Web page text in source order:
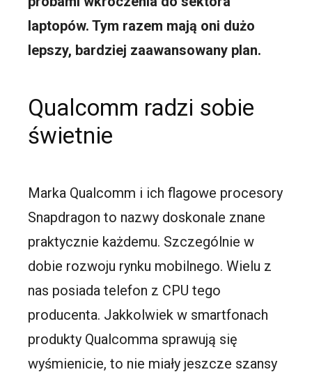
laptopów. Tym razem mają oni dużo
lepszy, bardziej zaawansowany plan.
Qualcomm radzi sobie
świetnie
Marka Qualcomm i ich flagowe procesory
Snapdragon to nazwy doskonale znane
praktycznie każdemu. Szczególnie w
dobie rozwoju rynku mobilnego. Wielu z
nas posiada telefon z CPU tego
producenta. Jakkolwiek w smartfonach
produkty Qualcomma sprawują się
wyśmienicie, to nie miały jeszcze szansy